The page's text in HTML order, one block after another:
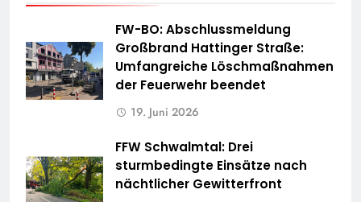
FW-BO: Abschlussmeldung
Großbrand Hattinger Straße:
Umfangreiche Löschmaßnahmen
der Feuerwehr beendet
19. Juni 2026
FFW Schwalmtal: Drei
sturmbedingte Einsätze nach
nächtlicher Gewitterfront